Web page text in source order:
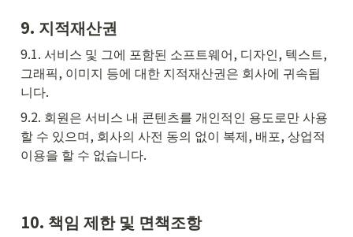
9. 지적재산권
9.1. 서비스 및 그에 포함된 소프트웨어, 디자인, 텍스트,
그래픽, 이미지 등에 대한 지적재산권은 회사에 귀속됩
니다.
9.2. 회원은 서비스 내 콘텐츠를 개인적인 용도로만 사용
할 수 있으며, 회사의 사전 동의 없이 복제, 배포, 상업적
이용을 할 수 없습니다.
10. 책임 제한 및 면책조항